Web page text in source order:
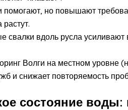
помогают, но повышают
свалки вдоль русла усиливают
Волги на местном уровне
и снижает повторяемость
состояние воды: